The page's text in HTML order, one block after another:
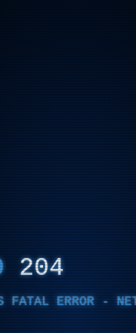
204
FATAL ERROR -